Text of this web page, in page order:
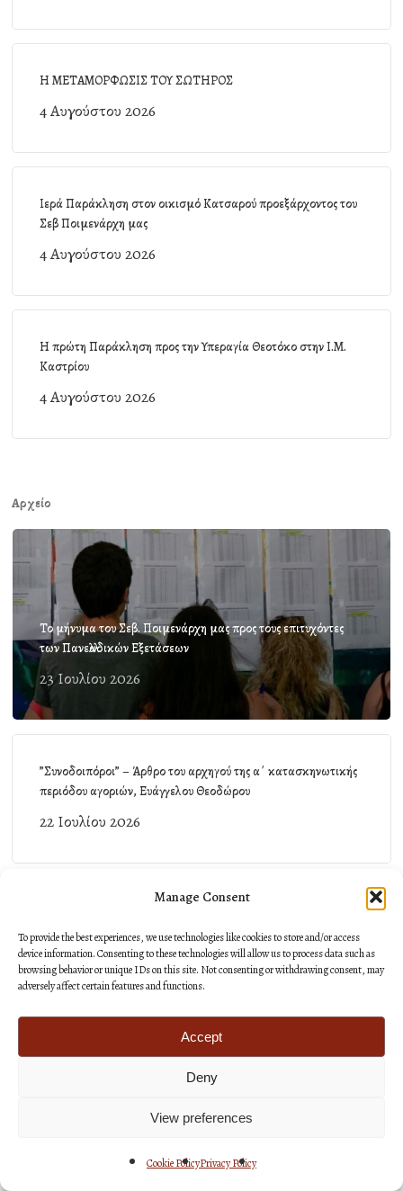
Manage Consent
To provide the best experiences, we use technologies like cookies to store and/or access
device information. Consenting to these technologies will allow us to process data such as
browsing behavior or unique IDs on this site. Not consenting or withdrawing consent, may
adversely affect certain features and functions.
Accept
Deny
View preferences
Cookie PolicyPrivacy Policy
Η ΜΕΤΑΜΟΡΦΩΣΙΣ ΤΟΥ ΣΩΤΗΡΟΣ
4 Αυγούστου 2026
Ιερά Παράκληση στον οικισμό Κατσαρού προεξάρχοντος του
Σεβ Ποιμενάρχη μας
4 Αυγούστου 2026
Η πρώτη Παράκληση προς την Υπεραγία Θεοτόκο στην Ι.Μ.
Καστρίου
4 Αυγούστου 2026
Αρχείο
Το μήνυμα του Σεβ. Ποιμενάρχη μας προς τους επιτυχόντες
των Πανελλαδικών Εξετάσεων
23 Ιουλίου 2026
”Συνοδοιπόροι” – Άρθρο του αρχηγού της α΄ κατασκηνωτικής
περιόδου αγοριών, Ευάγγελου Θεοδώρου
22 Ιουλίου 2026
υπαξιωματικών στον Σεβ. Ποιμενάρχη μας
21 Ιουλίου 2026
Ενεργειακή αυτονομία σε δομές της Ιεράς Μητροπόλεώς μας